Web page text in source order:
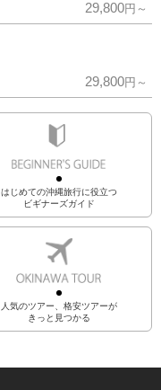
29,800円～
29,800円～
はじめての沖縄旅行に役立つ
ビギナーズガイド
人気のツアー、格安ツアーが
きっと見つかる